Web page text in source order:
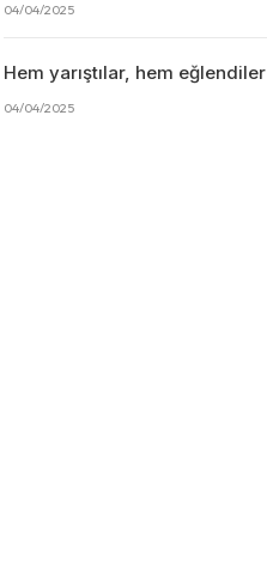
04/04/2025
Hem yarıştılar, hem eğlendiler
04/04/2025